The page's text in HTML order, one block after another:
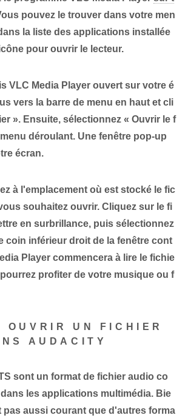
pouvez le trouver dans votre men
la liste des applications installée
pour ouvrir le lecteur.
VLC Media Player ouvert sur votre é
vers la barre de menu en haut et cli
». Ensuite, sélectionnez « Ouvrir le f
déroulant. Une fenêtre pop-up
écran.
à l'emplacement où est stocké le fic
souhaitez ouvrir. Cliquez sur le fi
en surbrillance, puis sélectionnez
coin inférieur droit de la fenêtre cont
Player commencera à lire le ⁢fichie
profiter de ⁢votre musique ou ⁤f
OUVRIR UN FICHIER
AUDACITY
sont un format de fichier audio co
les applications multimédia. Bie
pas aussi courant que d'autres forma